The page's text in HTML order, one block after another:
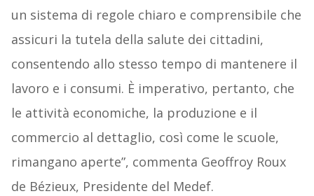
un sistema di regole chiaro e comprensibile che
assicuri la tutela della salute dei cittadini,
consentendo allo stesso tempo di mantenere il
lavoro e i consumi. È imperativo, pertanto, che
le attività economiche, la produzione e il
commercio al dettaglio, così come le scuole,
rimangano aperte”, commenta Geoffroy Roux
de Bézieux, Presidente del Medef.